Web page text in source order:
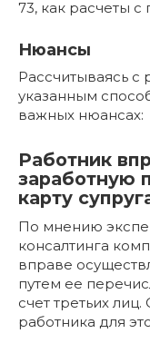
73, как расчеты
Нюансы
Рассчитываясь с
указанным
важных нюансах:
Работник
заработную
карту
По мнению
консалтинга
вправе
путем ее
счет третьих
работника для